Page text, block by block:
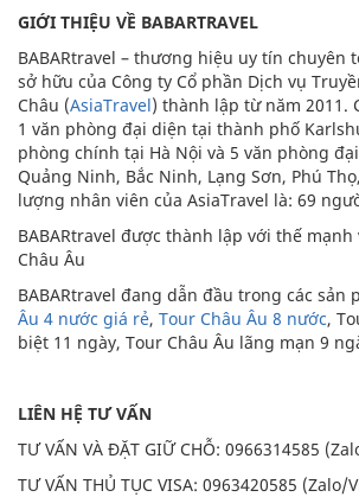
GIỚI THIỆU VỀ BABARTRAVEL
BABARtravel – thương hiệu uy tín chuyên
sở hữu của Công ty Cổ phần Dịch vụ
Châu (AsiaTravel) thành lập từ năm 2011.
1 văn phòng đại diện tại thành phố
phòng chính tại Hà Nội và 5 văn phòng
Quảng Ninh, Bắc Ninh, Lạng Sơn, Phú
lượng nhân viên của AsiaTravel là: 69
BABARtravel được thành lập với thế
Châu Âu
BABARtravel đang dẫn đầu trong các sản
Âu 4 nước giá rẻ, Tour Châu Âu 8 nước,
biệt 11 ngày, Tour Châu Âu lãng mạn 9
LIÊN HỆ TƯ VẤN
TƯ VẤN VÀ ĐẶT GIỮ CHỖ: 0966314585
TƯ VẤN THỦ TỤC VISA: 0963420585